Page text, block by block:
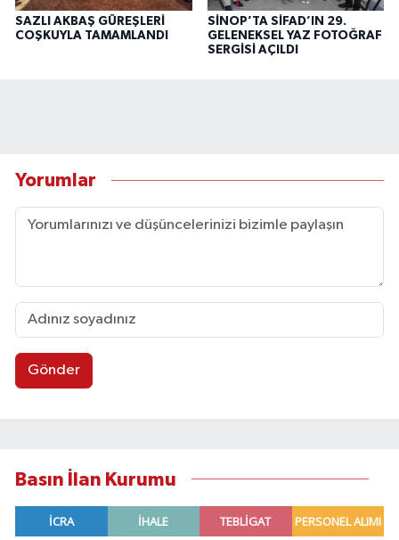
SAZLI AKBAŞ GÜREŞLERİ
COŞKUYLA TAMAMLANDI
SİNOP’TA SİFAD’IN 29.
GELENEKSEL YAZ FOTOĞRAF
SERGİSİ AÇILDI
Yorumlar
Gönder
Basın İlan Kurumu